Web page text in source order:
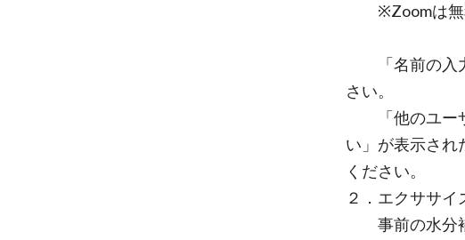
※Zoomは無
「名前の入力
さい。
「他のユーザ
い」が表示され
ください。
２．エクササイ
事前の水分補